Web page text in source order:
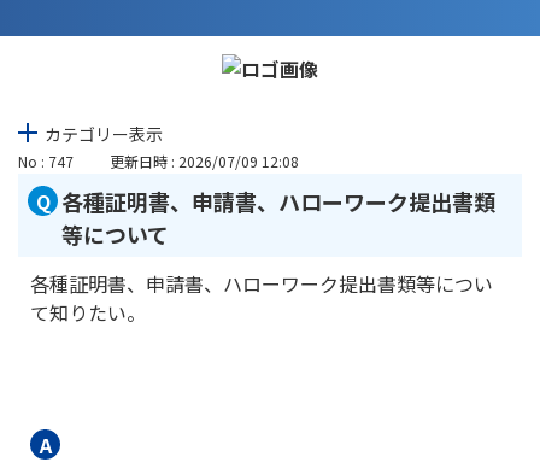
カテゴリー表示
No : 747 更新日時 : 2026/07/09 12:08
各種証明書、申請書、ハローワーク提出書類
等について
各種証明書、申請書、ハローワーク提出書類等につい
て知りたい。